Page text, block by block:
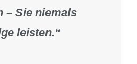
– Sie niemals
leisten.“